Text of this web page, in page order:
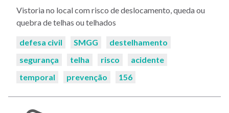
Vistoria no local com risco de deslocamento, queda ou
quebra de telhas ou telhados
Palavras-
defesa civil SMGG
destelhamento
segurança
telha risco
acidente
temporal
prevenção 156